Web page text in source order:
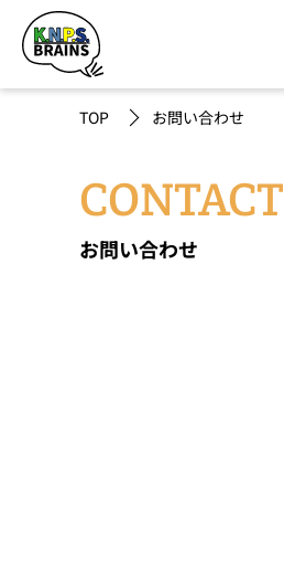
TOP お問い合わせ
CONTACT
お問い合わせ